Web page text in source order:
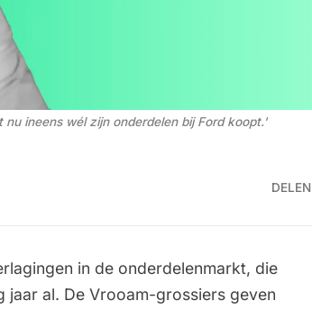
ineens wél zijn onderdelen bij Ford koopt.'
DELEN
in de onderdelenmarkt, die
jaar al. De Vrooam-grossiers geven